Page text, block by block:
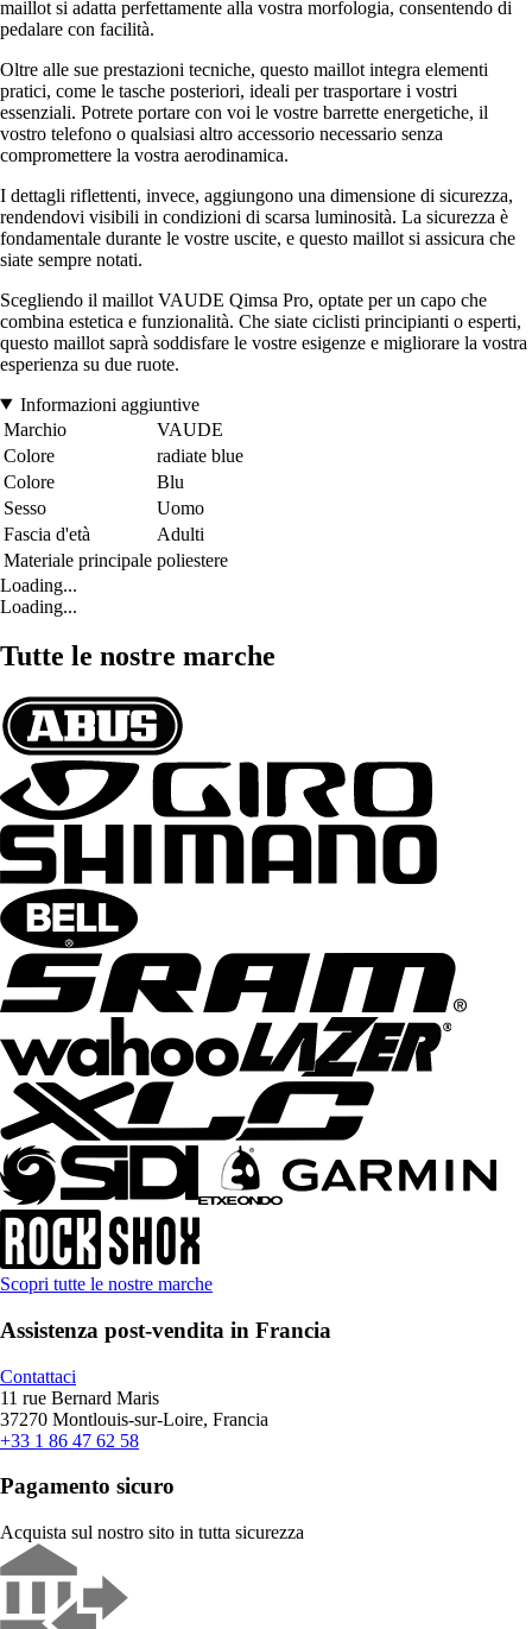
maillot si adatta perfettamente alla vostra morfologia, consentendo di
pedalare con facilità.
Oltre alle sue prestazioni tecniche, questo maillot integra elementi
pratici, come le tasche posteriori, ideali per trasportare i vostri
essenziali. Potrete portare con voi le vostre barrette energetiche, il
vostro telefono o qualsiasi altro accessorio necessario senza
compromettere la vostra aerodinamica.
I dettagli riflettenti, invece, aggiungono una dimensione di sicurezza,
rendendovi visibili in condizioni di scarsa luminosità. La sicurezza è
fondamentale durante le vostre uscite, e questo maillot si assicura che
siate sempre notati.
Scegliendo il maillot VAUDE Qimsa Pro, optate per un capo che
combina estetica e funzionalità. Che siate ciclisti principianti o esperti,
questo maillot saprà soddisfare le vostre esigenze e migliorare la vostra
esperienza su due ruote.
Informazioni aggiuntive
Marchio
VAUDE
Colore
radiate blue
Colore
Blu
Sesso
Uomo
Fascia d'età
Adulti
Materiale principale poliestere
Loading...
Loading...
Tutte le nostre marche
Scopri tutte le nostre marche
Assistenza post-vendita in Francia
Contattaci
11 rue Bernard Maris
37270 Montlouis-sur-Loire, Francia
+33 1 86 47 62 58
Pagamento sicuro
Acquista sul nostro sito in tutta sicurezza